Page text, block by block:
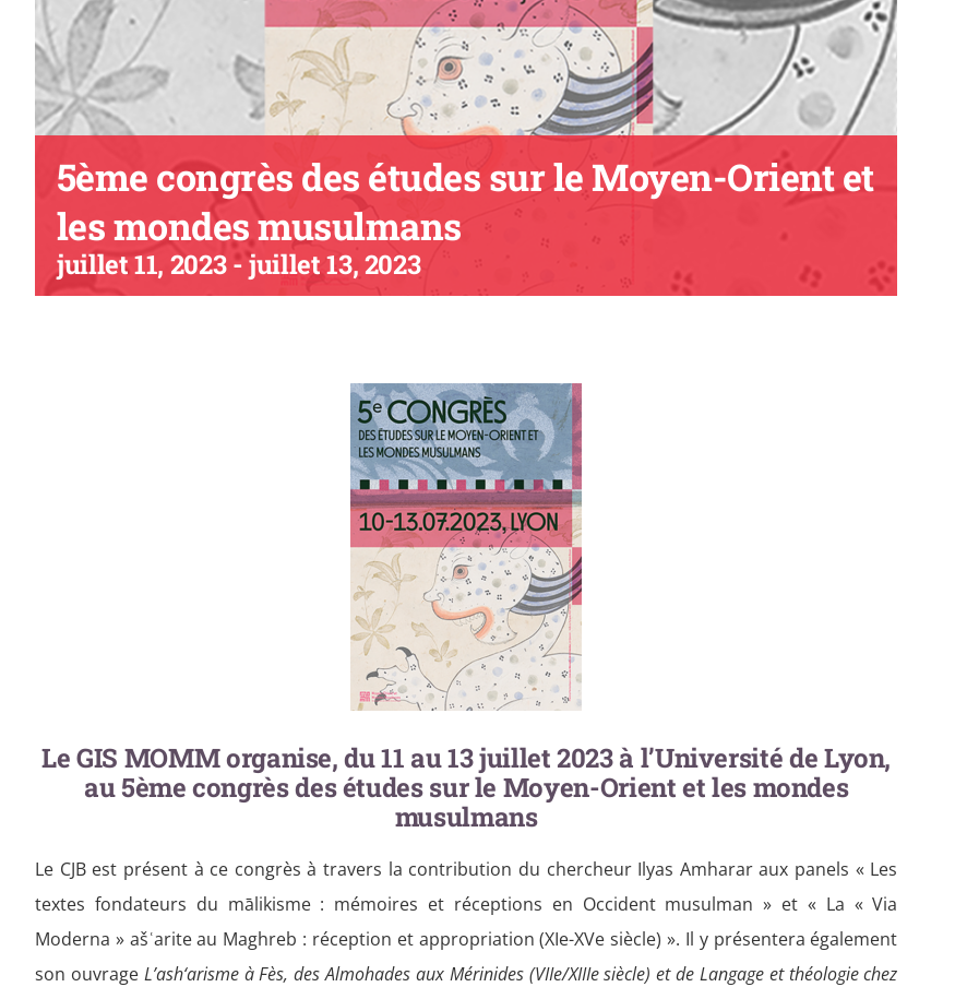
5ème congrès des études sur le Moyen-Orient et
les mondes musulmans
juillet 11, 2023-juillet 13, 2023
Le GIS MOMM organise, du 11 au 13 juillet 2023 à l’Université de Lyon,
au 5ème congrès des études sur le Moyen-Orient et les mondes
musulmans
Le CJB est présent à ce congrès à travers la contribution du chercheur Ilyas Amharar aux panels « Les
textes fondateurs du mālikisme : mémoires et réceptions en Occident musulman » et « La « Via
Moderna » ašʿarite au Maghreb : réception et appropriation (XIe-XVe siècle) ». Il y présentera également
son ouvrage L’ash‘arisme à Fès, des Almohades aux Mérinides (VIIe/XIIIe siècle) et de Langage et théologie chez